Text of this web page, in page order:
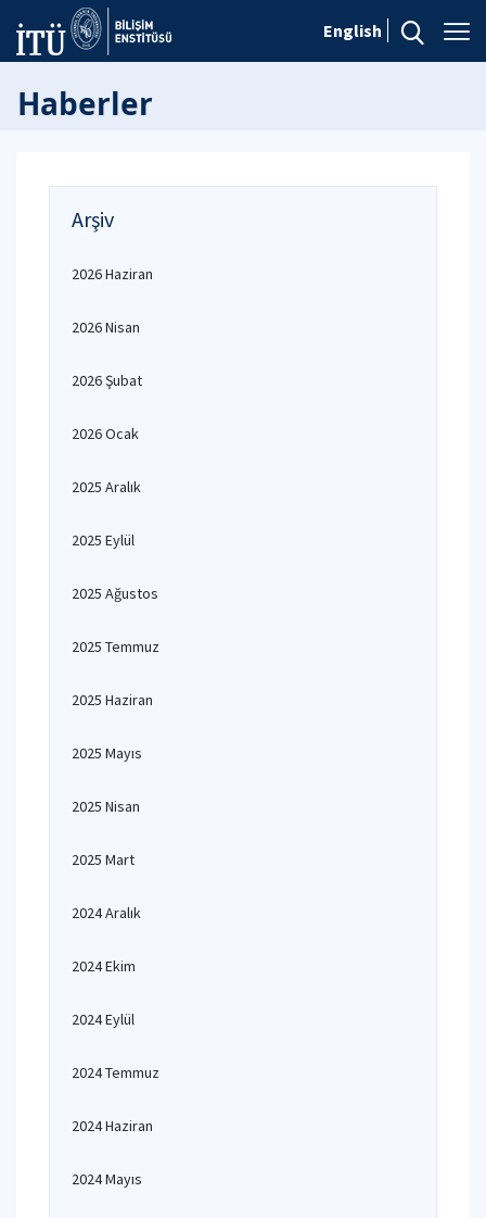
English
Haberler
Arşiv
2026 Haziran
2026 Nisan
2026 Şubat
2026 Ocak
2025 Aralık
2025 Eylül
2025 Ağustos
2025 Temmuz
2025 Haziran
2025 Mayıs
2025 Nisan
2025 Mart
2024 Aralık
2024 Ekim
2024 Eylül
2024 Temmuz
2024 Haziran
2024 Mayıs